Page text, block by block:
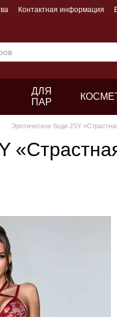
Контактная информация
ДЛЯ
ПАР
Эротическое боди JSY